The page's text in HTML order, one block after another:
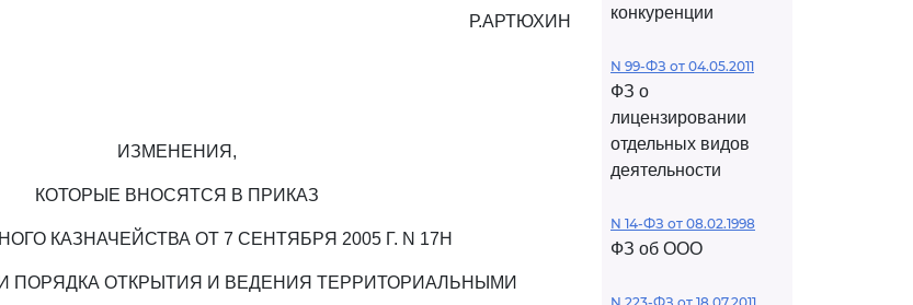
Р.АРТЮХИН
ИЗМЕНЕНИЯ,
КОТОРЫЕ ВНОСЯТСЯ В ПРИКАЗ
КАЗНАЧЕЙСТВА ОТ 7 СЕНТЯБРЯ 2005 Г. N 17Н
ПОРЯДКА ОТКРЫТИЯ И ВЕДЕНИЯ ТЕРРИТОРИАЛЬНЫМИ
конкуренции
N 99-ФЗ от 04.05.2011
ФЗ о
лицензировании
отдельных видов
деятельности
N 14-ФЗ от 08.02.1998
ФЗ об ООО